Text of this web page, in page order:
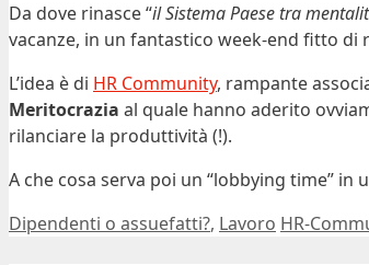
Da dove rinasce “il Sistema Paese tra
vacanze, in un fantastico week-end fitto di
L’idea è di HR Community, rampante
Meritocrazia al quale hanno aderito
rilanciare la produttività (!).
A che cosa serva poi un “lobbying time”
Categorie
Dipendenti o assuefatti?, Lavoro Tag
HR-